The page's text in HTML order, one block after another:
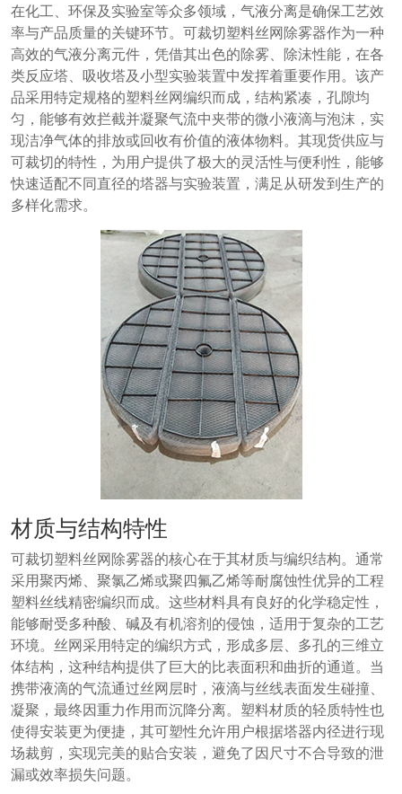
在化工、环保及实验室等众多领域，气液分离是确保工艺效
率与产品质量的关键环节。可裁切塑料丝网除雾器作为一种
高效的气液分离元件，凭借其出色的除雾、除沫性能，在各
类反应塔、吸收塔及小型实验装置中发挥着重要作用。该产
品采用特定规格的塑料丝网编织而成，结构紧凑，孔隙均
匀，能够有效拦截并凝聚气流中夹带的微小液滴与泡沫，实
现洁净气体的排放或回收有价值的液体物料。其现货供应与
可裁切的特性，为用户提供了极大的灵活性与便利性，能够
快速适配不同直径的塔器与实验装置，满足从研发到生产的
多样化需求。
材质与结构特性
可裁切塑料丝网除雾器的核心在于其材质与编织结构。通常
采用聚丙烯、聚氯乙烯或聚四氟乙烯等耐腐蚀性优异的工程
塑料丝线精密编织而成。这些材料具有良好的化学稳定性，
能够耐受多种酸、碱及有机溶剂的侵蚀，适用于复杂的工艺
环境。丝网采用特定的编织方式，形成多层、多孔的三维立
体结构，这种结构提供了巨大的比表面积和曲折的通道。当
携带液滴的气流通过丝网层时，液滴与丝线表面发生碰撞、
凝聚，最终因重力作用而沉降分离。塑料材质的轻质特性也
使得安装更为便捷，其可塑性允许用户根据塔器内径进行现
场裁剪，实现完美的贴合安装，避免了因尺寸不合导致的泄
漏或效率损失问题。